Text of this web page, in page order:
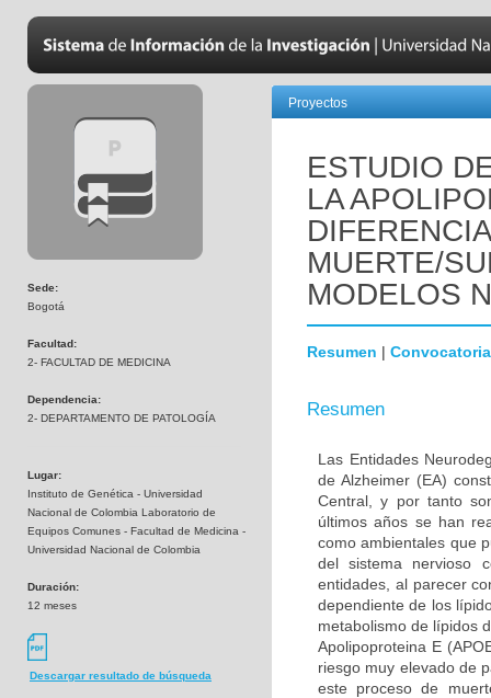
Sede:
Bogotá
Facultad:
2- FACULTAD DE MEDICINA
Dependencia:
2- DEPARTAMENTO DE PATOLOGÍA
Lugar:
Instituto de Genética - Universidad
Nacional de Colombia Laboratorio de
Equipos Comunes - Facultad de Medicina -
Universidad Nacional de Colombia
Duración:
12 meses
Descargar resultado de búsqueda
Proyectos
ESTUDIO
LA
MUERTE/
MODELOS
Resumen | Convocatoria
Resumen
Las Entidades
de Alzheimer (EA)
Central, y por tanto
últimos años se han
como ambientales que
del sistema nervioso
entidades, al parecer
dependiente de los
metabolismo de lípidos
Apolipoproteina E
riesgo muy elevado de
este proceso de